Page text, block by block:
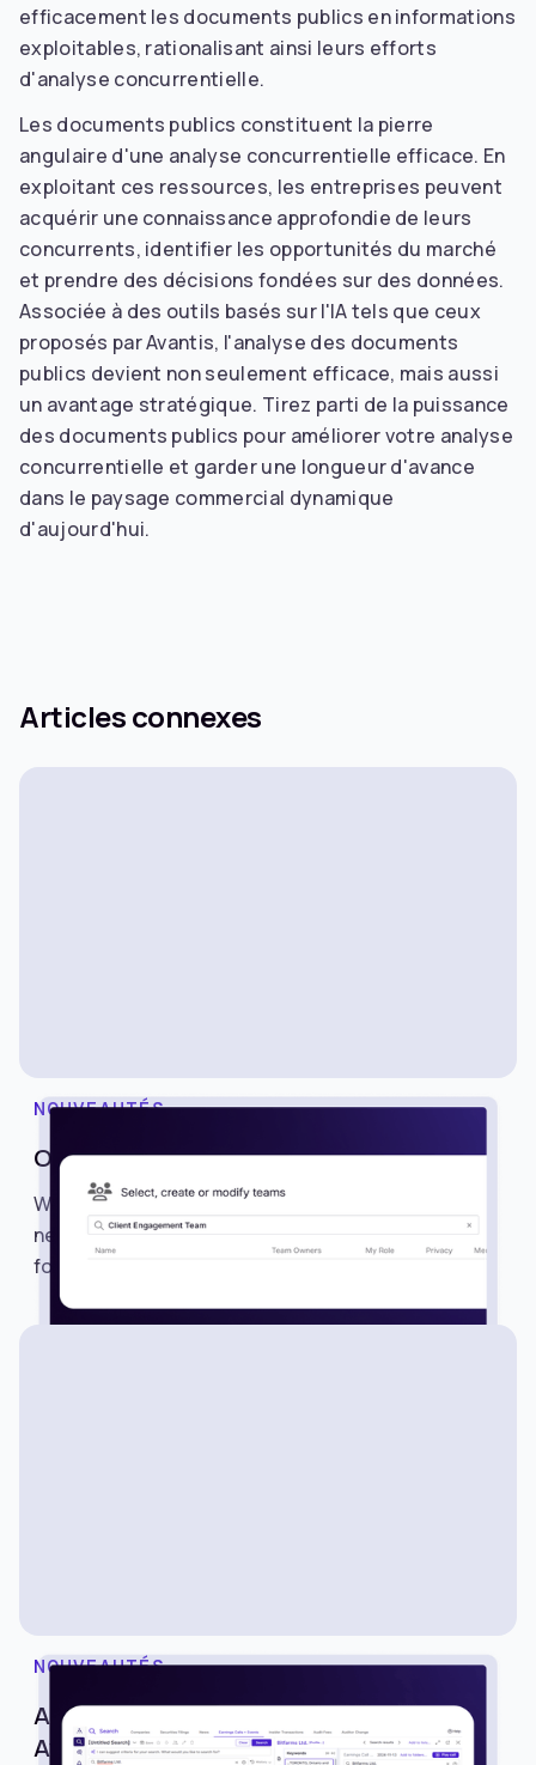
efficacement les documents publics en informations
exploitables, rationalisant ainsi leurs efforts
d'analyse concurrentielle.
Les documents publics constituent la pierre
angulaire d'une analyse concurrentielle efficace. En
exploitant ces ressources, les entreprises peuvent
acquérir une connaissance approfondie de leurs
concurrents, identifier les opportunités du marché
et prendre des décisions fondées sur des données.
Associée à des outils basés sur l'IA tels que ceux
proposés par Avantis, l'analyse des documents
publics devient non seulement efficace, mais aussi
un avantage stratégique. Tirez parti de la puissance
des documents publics pour améliorer votre analyse
concurrentielle et garder une longueur d'avance
dans le paysage commercial dynamique
d'aujourd'hui.
Articles connexes
NOUVEAUTÉS
One-Click Team Sharing
We’re excited to introduce Teams, a powerful
new way to share searches, alerts, lists, and
folders with multiple members in just one click.
NOUVEAUTÉS
Appels et événements sur les gains –
Avantis